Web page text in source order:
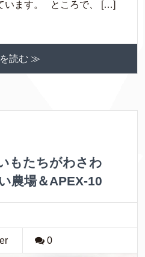
います。 ところで、 […]
読む ≫
もたちがわさわ
農場＆APEX-10
0